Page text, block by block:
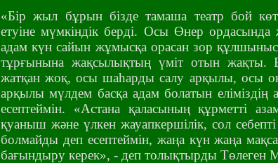
«Бір жыл бұрын бізде тамаша театр бой
етуіне мүмкіндік берді. Осы Өнер
адам күн сайын жұмысқа орасан зор
тұрғынына жақсылықтың үміт отын жақты.
жатқан жоқ, осы шаһарды салу арқылы, осы
арқылы мүлдем басқа адам болатын
есептеймін. «Астана қаласының құрметті
қуаныш және үлкен жауапкершілік, сол
болмайды деп есептеймін, жаңа күн жаңа
бағындыру керек», - деп толықтырды Төлеген